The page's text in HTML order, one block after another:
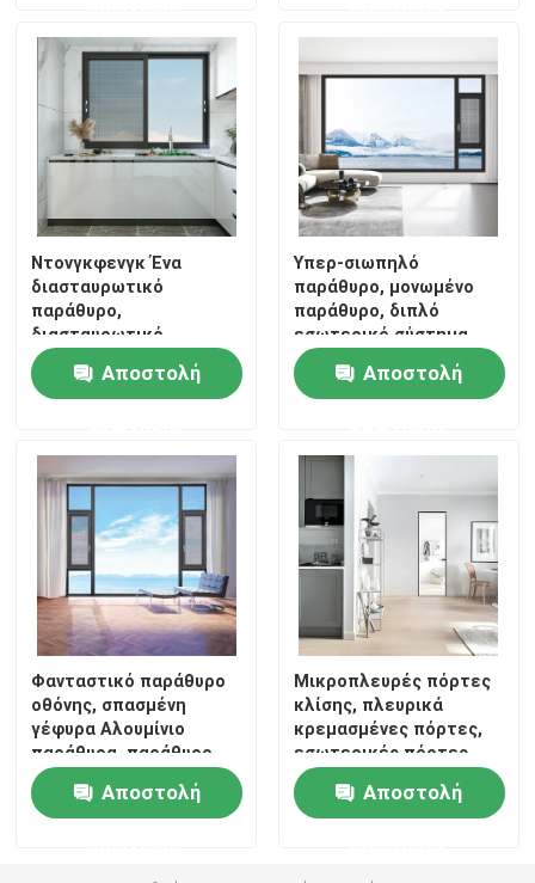
Ντονγκφενγκ Ένα
διασταυρωτικό
παράθυρο,
διασταυρωτικό
παράθυρο,
διασταυρωτικό
Αποστολή
Υπερ-σιωπηλό
παράθυρο, μονωμένο
παράθυρο, διπλό
εσωτερικό σύστημα
ανοίγματος
Αποστολή
Φανταστικό παράθυρο
οθόνης, σπασμένη
γέφυρα Αλουμίνιο
παράθυρα, παράθυρο
οθόνη ανοικτό
εξωτερικό παράθυρο
Αποστολή
Μικροπλευρές πόρτες
κλίσης, πλευρικά
κρεμασμένες πόρτες,
εσωτερικές πόρτες
κλίσης
Αποστολή